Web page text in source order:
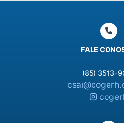
FALE
(85) 3513-